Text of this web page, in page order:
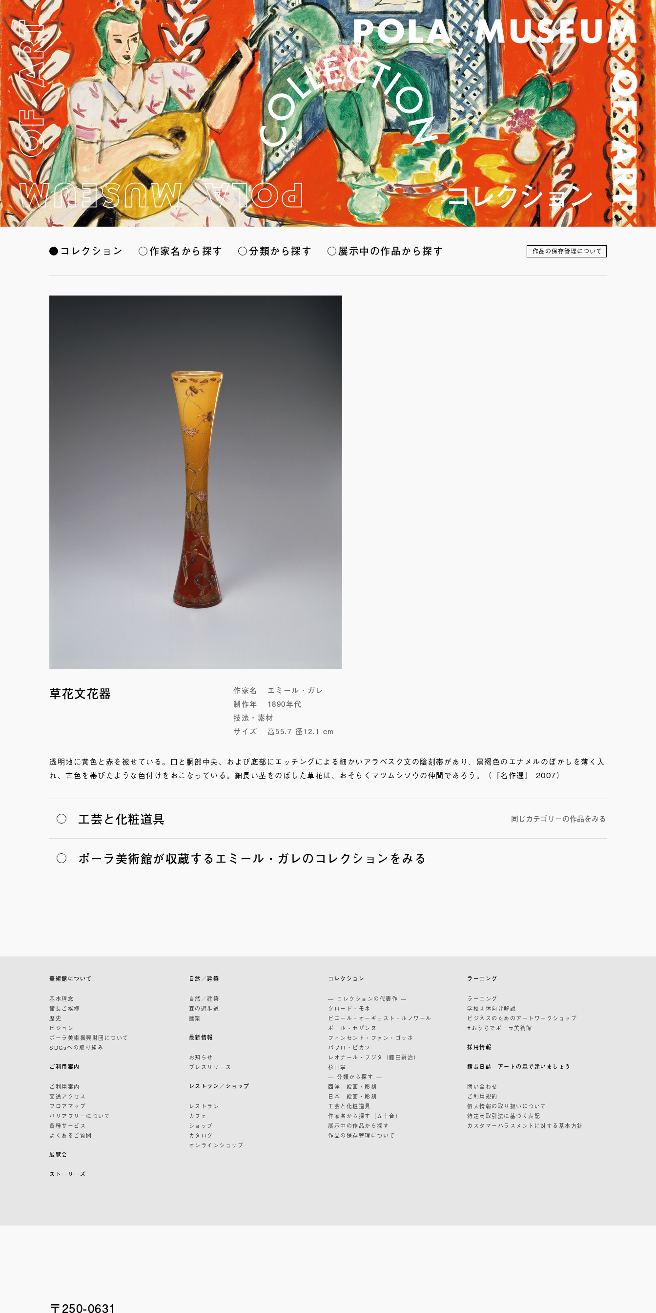
コレクション 作家名から探す 分類から探す 展示中の作品から探す 作品の保存管理について
草花文花器 作家名
エミール・ガレ
制作年
1890年代
技法・素材
サイズ
高55.7 径12.1 cm
透明地に黄色と赤を被せている。口と胴部中央、および底部にエッチングによる細かいアラベスク文の陰刻帯があり、黒褐色のエナメルのぼかしを薄く入
れ、古色を帯びたような色付けをおこなっている。細長い茎をのばした草花は、おそらくマツムシソウの仲間であろう。（『名作選』 2007）
工芸と化粧道具 同じカテゴリーの作品をみる
ポーラ美術館が収蔵するエミール・ガレのコレクションをみる
美術館について
基本理念
館長ご挨拶
歴史
ビジョン
ポーラ美術振興財団について
SDGsへの取り組み
ご利用案内
ご利用案内
交通アクセス
フロアマップ
バリアフリーについて
各種サービス
よくあるご質問
展覧会
ストーリーズ
自然／建築
自然／建築
森の遊歩道
建築
最新情報
お知らせ
プレスリリース
レストラン／ショップ
レストラン
カフェ
ショップ
カタログ
オンラインショップ
コレクション
— コレクションの代表作 —
クロード・モネ
ピエール・オーギュスト・ルノワール
ポール・セザンヌ
フィンセント・ファン・ゴッホ
パブロ・ピカソ
レオナール・フジタ（藤田嗣治）
杉山寧
— 分類から探す —
西洋 絵画・彫刻
日本 絵画・彫刻
工芸と化粧道具
作家名から探す（五十音）
展示中の作品から探す
作品の保存管理について
ラーニング
ラーニング
学校団体向け解説
ビジネスのためのアートワークショップ
#おうちでポーラ美術館
採用情報
館長日誌 アートの森で逢いましょう
問い合わせ
ご利用規約
個人情報の取り扱いについて
特定商取引法に基づく表記
カスタマーハラスメントに対する基本方針
〒250-0631